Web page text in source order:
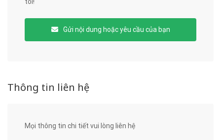
tôi!
Gửi nội dung hoặc yêu cầu của bạn
Thông tin liên hệ
Mọi thông tin chi tiết vui lòng liên hệ